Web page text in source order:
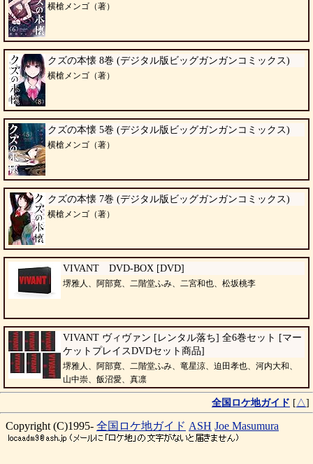
横槍メンゴ（著）
クズの本懐 8巻 (デジタル版ビッグガンガンコミックス)
横槍メンゴ（著）
クズの本懐 5巻 (デジタル版ビッグガンガンコミックス)
横槍メンゴ（著）
クズの本懐 7巻 (デジタル版ビッグガンガンコミックス)
横槍メンゴ（著）
VIVANT DVD-BOX [DVD]
堺雅人、阿部寛、二階堂ふみ、二宮和也、松坂桃李
VIVANT ヴィヴァン [レンタル落ち] 全6巻セット [マー
ケットプレイスDVDセット商品]
堺雅人、阿部寛、二階堂ふみ、竜星涼、迫田孝也、河内大和、
山中崇、飯沼愛、真凛
全国ロケ地ガイド [ △]
Copyright (C)1995- 全国ロケ地ガイド ASH Joe Masumura